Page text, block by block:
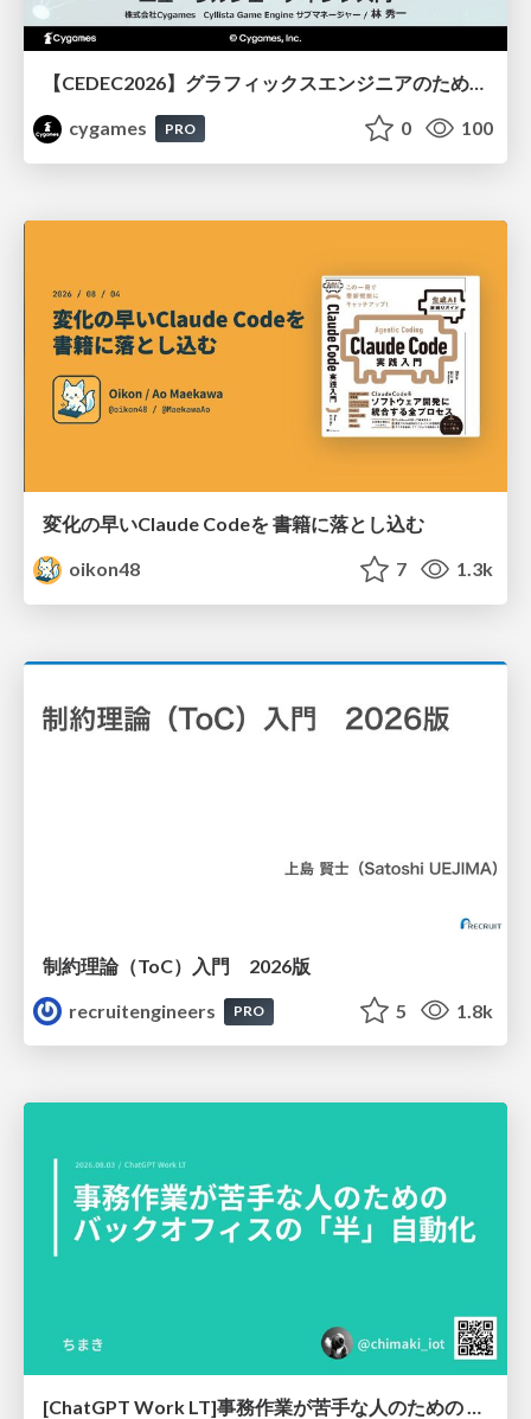
cygames
PRO 0 100
変化の早いClaude Codeを 書籍に落とし込む
oikon48
7 1.3k
制約理論（ToC）入門 2026版
recruitengineers
PRO 5 1.8k
[ChatGPT Work LT]事務作業が苦手な人のための バックオフィスの「半」自動化